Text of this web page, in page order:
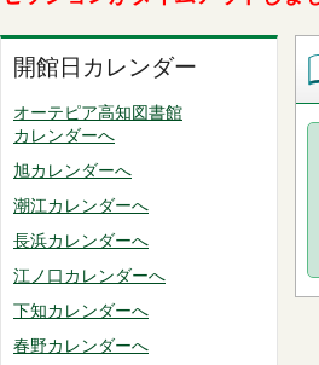
開館日カレンダー
オーテピア高知図書館
カレンダーへ
旭カレンダーへ
潮江カレンダーへ
長浜カレンダーへ
江ノ口カレンダーへ
下知カレンダーへ
春野カレンダーへ